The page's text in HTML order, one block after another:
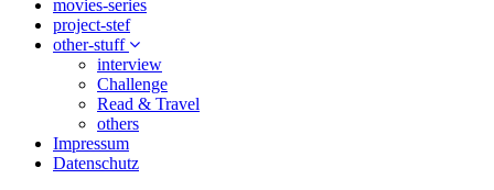
movies-series
project-stef
other-stuff
interview
Challenge
Read & Travel
others
Impressum
Datenschutz